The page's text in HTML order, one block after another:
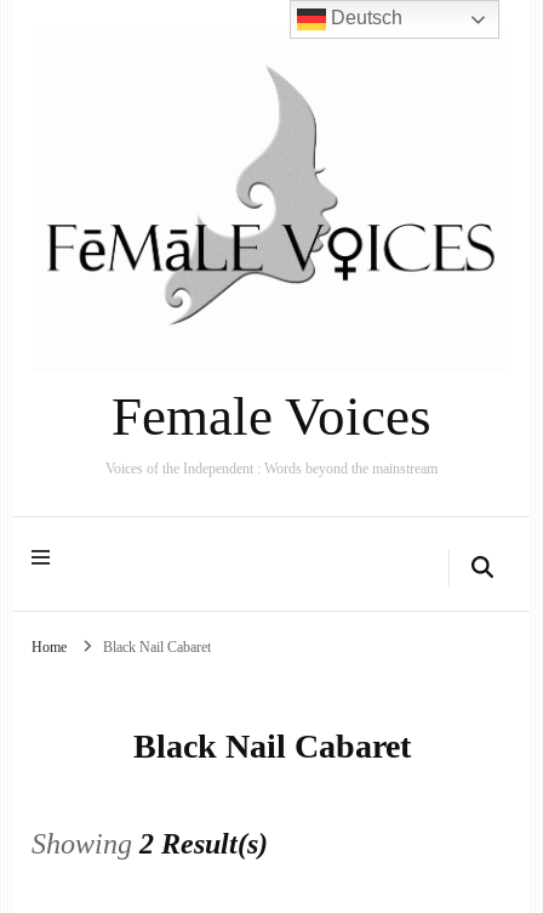
Female Voices
Voices of the Independent : Words beyond the mainstream
Home Black Nail Cabaret
Black Nail Cabaret
Showing2 Result(s)
Deutsch